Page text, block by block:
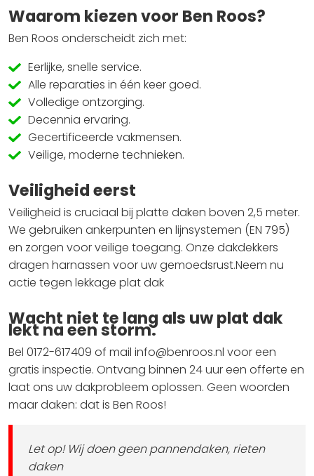
Waarom kiezen voor Ben Roos?
Ben Roos onderscheidt zich met:
Eerlijke, snelle service.
Alle reparaties in één keer goed.
Volledige ontzorging.
Decennia ervaring.
Gecertificeerde vakmensen.
Veilige, moderne technieken.
Veiligheid eerst
Veiligheid is cruciaal bij platte daken boven 2,5 meter.
We gebruiken ankerpunten en lijnsystemen (EN 795)
en zorgen voor veilige toegang. Onze dakdekkers
dragen harnassen voor uw gemoedsrust.Neem nu
actie tegen lekkage plat dak
Wacht niet te lang als uw plat dak
lekt na een storm.
Bel 0172-617409 of mail info@benroos.nl voor een
gratis inspectie. Ontvang binnen 24 uur een offerte en
laat ons uw dakprobleem oplossen. Geen woorden
maar daken: dat is Ben Roos!
Let op! Wij doen geen pannendaken, rieten
daken